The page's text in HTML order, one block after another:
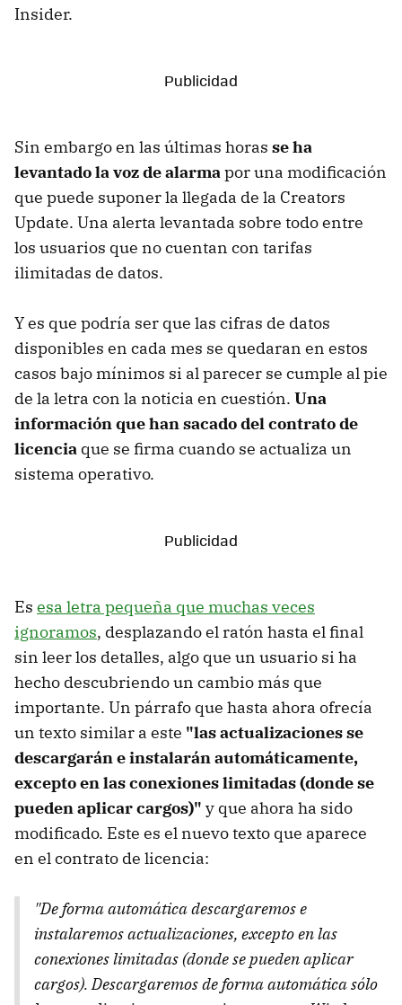
Insider.
Sin embargo en las últimas horas se ha
levantado la voz de alarmapor una modificación
que puede suponer la llegada de la Creators
Update. Una alerta levantada sobre todo entre
los usuarios que no cuentan con tarifas
ilimitadas de datos.
Y es que podría ser que las cifras de datos
disponibles en cada mes se quedaran en estos
casos bajo mínimos si al parecer se cumple al pie
de la letra con la noticia en cuestión. Una
información que han sacado del contrato de
licencia que se firma cuando se actualiza un
sistema operativo.
Es esa letra pequeña que muchas veces
ignoramos, desplazando el ratón hasta el final
sin leer los detalles, algo que un usuario si ha
hecho descubriendo un cambio más que
importante. Un párrafo que hasta ahora ofrecía
un texto similar a este "las actualizaciones se
descargarán e instalarán automáticamente,
excepto en las conexiones limitadas (donde se
pueden aplicar cargos)" y que ahora ha sido
modificado. Este es el nuevo texto que aparece
en el contrato de licencia:
"De forma automática descargaremos e
instalaremos actualizaciones, excepto en las
conexiones limitadas (donde se pueden aplicar
cargos). Descargaremos de forma automática sólo